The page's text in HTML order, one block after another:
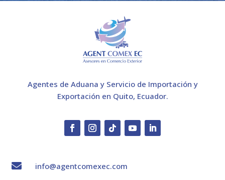
Agentes de Aduana y Servicio de Importación y
Exportación en Quito, Ecuador.

info@agentcomexec.com